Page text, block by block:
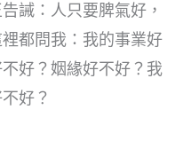
誡：人只要脾氣好，
都問我：我的事業好
好？姻緣好不好？我
好？